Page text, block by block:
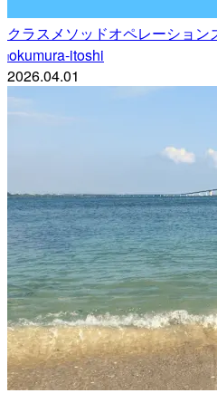
クラスメソッドオペレーション
iokumura-itoshi
2026.04.01